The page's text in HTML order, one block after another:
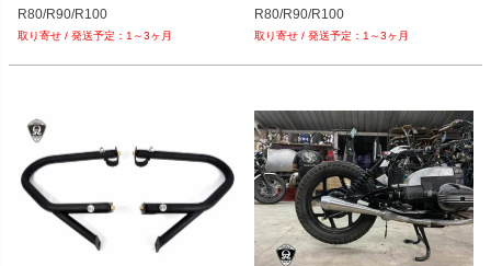
iring (Big)
R80/R90/R100
1～3ヶ月
iring "SlimLine"
R80/R90/R100
1～3ヶ月